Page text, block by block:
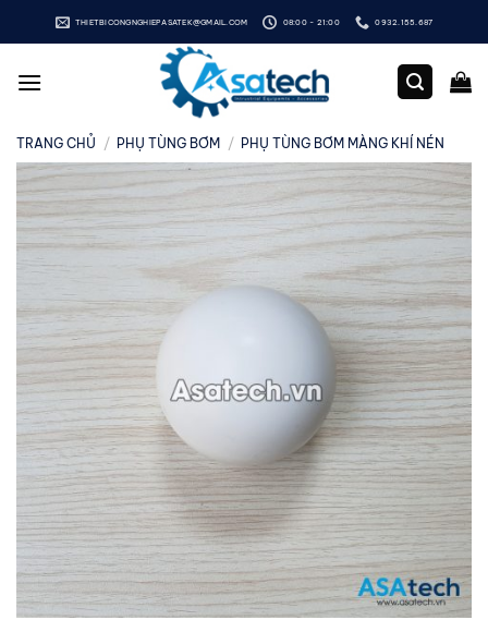
qua
dung
THIETBICONGNGHIEPASATEK@GMAIL.COM 08:00 - 21:00 0932.155.687
TRANG CHỦ / PHỤ TÙNG BƠM / PHỤ TÙNG BƠM MÀNG KHÍ NÉN